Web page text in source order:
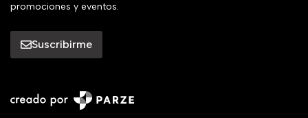
promociones y eventos.
Suscribirme